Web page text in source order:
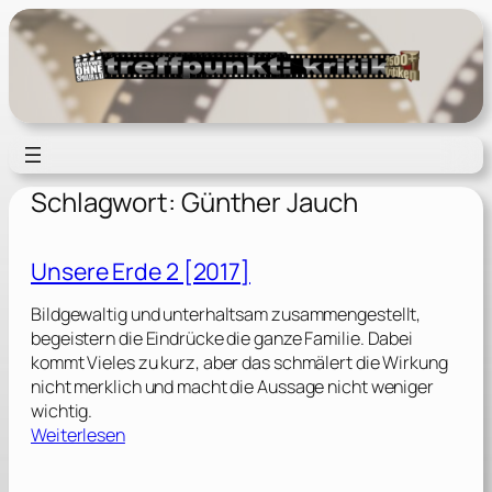
Zum
Inhalt
springen
Schlagwort: Günther Jauch
Unsere Erde 2 [2017]
Bildgewaltig und unterhaltsam zusammengestellt,
begeistern die Eindrücke die ganze Familie. Dabei
kommt Vieles zu kurz, aber das schmälert die Wirkung
nicht merklich und macht die Aussage nicht weniger
wichtig.
Weiterlesen: